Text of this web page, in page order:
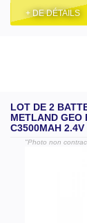
+ DE DÉTAILS
LOT DE 2
METLAND GEO
C3500MAH 2.4V
"Photo non